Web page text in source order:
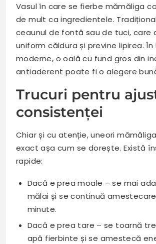
Vasul în care se fierbe mămăliga
de mult ca ingredientele.
ceaunul de fontă sau de tuci, care
uniform căldura și previne lipirea.
moderne, o oală cu fund gros din
antiaderent poate fi o alegere
Trucuri pentru
consistenței
Chiar și cu atenție, uneori
exact așa cum se dorește. Există
rapide:
Dacă e prea moale – se mai
mălai și se continuă
minute.
Dacă e prea tare – se toarnă
apă fierbinte și se amestecă